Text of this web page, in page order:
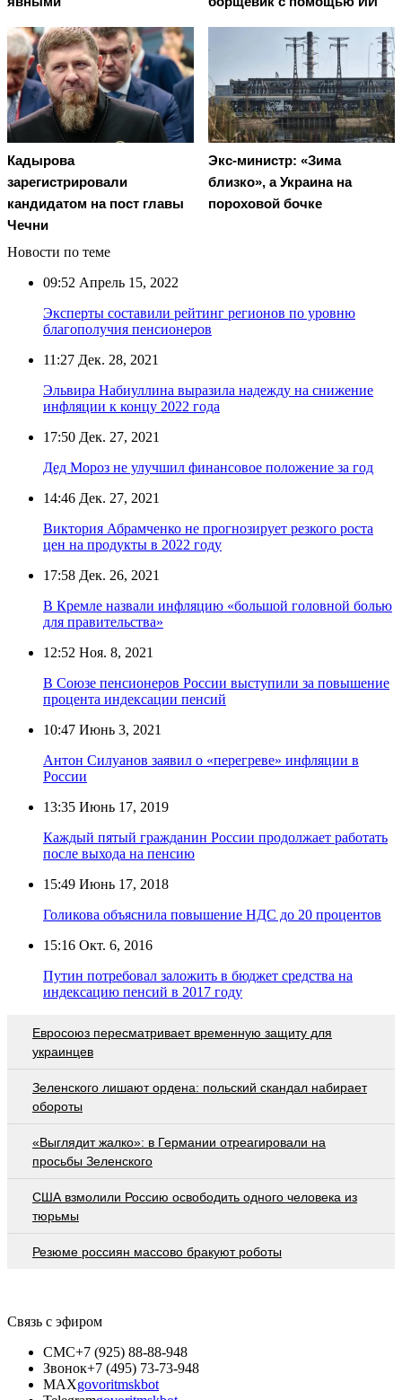
Кадырова
зарегистрировали
кандидатом на пост главы
Чечни
Экс-министр: «Зима
близко», а Украина на
пороховой бочке
Новости по теме
09:52 Апрель 15, 2022
Эксперты составили рейтинг регионов по уровню
благополучия пенсионеров
11:27 Дек. 28, 2021
Эльвира Набиуллина выразила надежду на снижение
инфляции к концу 2022 года
17:50 Дек. 27, 2021
Дед Мороз не улучшил финансовое положение за год
14:46 Дек. 27, 2021
Виктория Абрамченко не прогнозирует резкого роста
цен на продукты в 2022 году
17:58 Дек. 26, 2021
В Кремле назвали инфляцию «большой головной болью
для правительства»
12:52 Ноя. 8, 2021
В Союзе пенсионеров России выступили за повышение
процента индексации пенсий
10:47 Июнь 3, 2021
Антон Силуанов заявил о «перегреве» инфляции в
России
13:35 Июнь 17, 2019
Каждый пятый гражданин России продолжает работать
после выхода на пенсию
15:49 Июнь 17, 2018
Голикова объяснила повышение НДС до 20 процентов
15:16 Окт. 6, 2016
Путин потребовал заложить в бюджет средства на
индексацию пенсий в 2017 году
Евросоюз пересматривает временную защиту для
украинцев
Зеленского лишают ордена: польский скандал набирает
обороты
«Выглядит жалко»: в Германии отреагировали на
просьбы Зеленского
США взмолили Россию освободить одного человека из
тюрьмы
Резюме россиян массово бракуют роботы
Связь с эфиром
СМС+7 (925) 88-88-948
Звонок+7 (495) 73-73-948
MAXgovoritmskbot